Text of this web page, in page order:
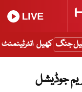
LIVE
جنگ کھیل انٹرٹینمنٹ
جوڈیشل